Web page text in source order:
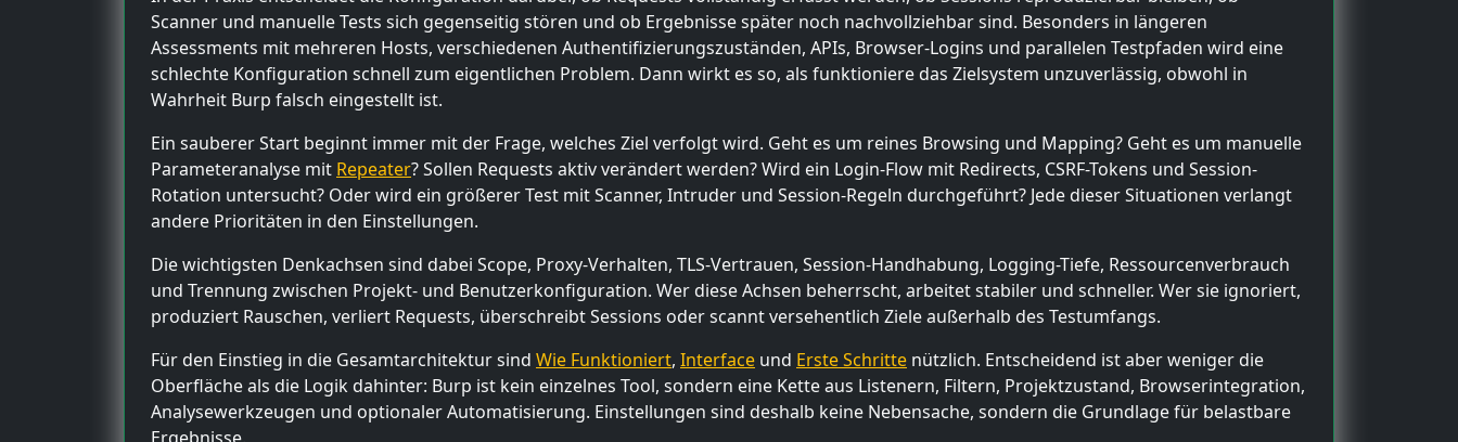
Scanner und manuelle Tests sich gegenseitig stören und ob Ergebnisse später noch nachvollziehbar sind. Besonders in längeren
Assessments mit mehreren Hosts, verschiedenen Authentifizierungszuständen, APIs, Browser-Logins und parallelen Testpfaden wird eine
schlechte Konfiguration schnell zum eigentlichen Problem. Dann wirkt es so, als funktioniere das Zielsystem unzuverlässig, obwohl in
Wahrheit Burp falsch eingestellt ist.
Ein sauberer Start beginnt immer mit der Frage, welches Ziel verfolgt wird. Geht es um reines Browsing und Mapping? Geht es um manuelle
Parameteranalyse mit Repeater? Sollen Requests aktiv verändert werden? Wird ein Login-Flow mit Redirects, CSRF-Tokens und Session-
Rotation untersucht? Oder wird ein größerer Test mit Scanner, Intruder und Session-Regeln durchgeführt? Jede dieser Situationen verlangt
andere Prioritäten in den Einstellungen.
Die wichtigsten Denkachsen sind dabei Scope, Proxy-Verhalten, TLS-Vertrauen, Session-Handhabung, Logging-Tiefe, Ressourcenverbrauch
und Trennung zwischen Projekt- und Benutzerkonfiguration. Wer diese Achsen beherrscht, arbeitet stabiler und schneller. Wer sie ignoriert,
produziert Rauschen, verliert Requests, überschreibt Sessions oder scannt versehentlich Ziele außerhalb des Testumfangs.
Für den Einstieg in die Gesamtarchitektur sind Wie Funktioniert, Interface und Erste Schritte nützlich. Entscheidend ist aber weniger die
Oberfläche als die Logik dahinter: Burp ist kein einzelnes Tool, sondern eine Kette aus Listenern, Filtern, Projektzustand, Browserintegration,
Analysewerkzeugen und optionaler Automatisierung. Einstellungen sind deshalb keine Nebensache, sondern die Grundlage für belastbare